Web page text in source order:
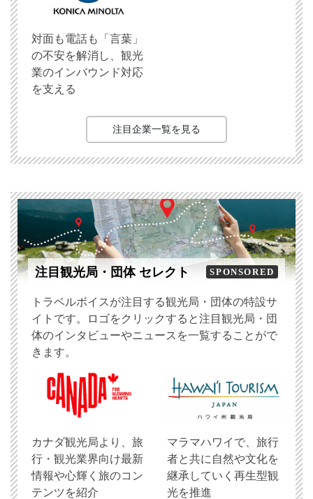
対面も電話も「言葉」
の不安を解消し、観光
業のインバウンド対応
を支える
注目企業一覧を見る
注目観光局・団体 セレクト SPONSORED
トラベルボイスが注目する観光局・団体の特設サ
イトです。ロゴをクリックすると注目観光局・団
体のインタビューやニュースを一覧することがで
きます。
​カナダ観光局より、旅
行・観光業界向け最新
情報や心輝く旅のコン
テンツを紹介
マラマハワイで、旅行
者と共に自然や文化を
継承していく再生型観
光を推進